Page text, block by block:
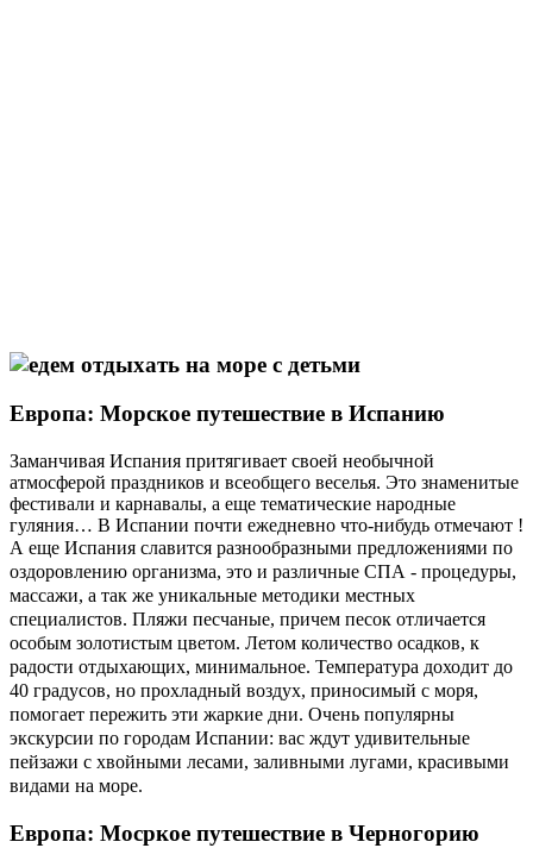
Европа: Морское путешествие в Испанию
Заманчивая Испания притягивает своей необычной
атмосферой праздников и всеобщего веселья. Это знаменитые
фестивали и карнавалы, а еще тематические народные
гуляния… В Испании почти ежедневно что-нибудь отмечают !
А еще Испания славится разнообразными предложениями по
оздоровлению организма, это и различные СПА - процедуры,
массажи, а так же уникальные методики местных
специалистов. Пляжи песчаные, причем песок отличается
особым золотистым цветом. Летом количество осадков, к
радости отдыхающих, минимальное. Температура доходит до
40 градусов, но прохладный воздух, приносимый с моря,
помогает пережить эти жаркие дни. Очень популярны
экскурсии по городам Испании: вас ждут удивительные
пейзажи с хвойными лесами, заливными лугами, красивыми
видами на море.
Европа: Мосркое путешествие в Черногорию